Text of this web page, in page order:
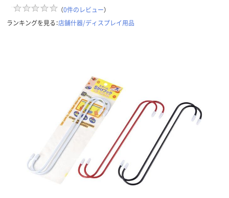
（0件のレビュー）
ランキングを見る：店舗什器/ディスプレイ用品